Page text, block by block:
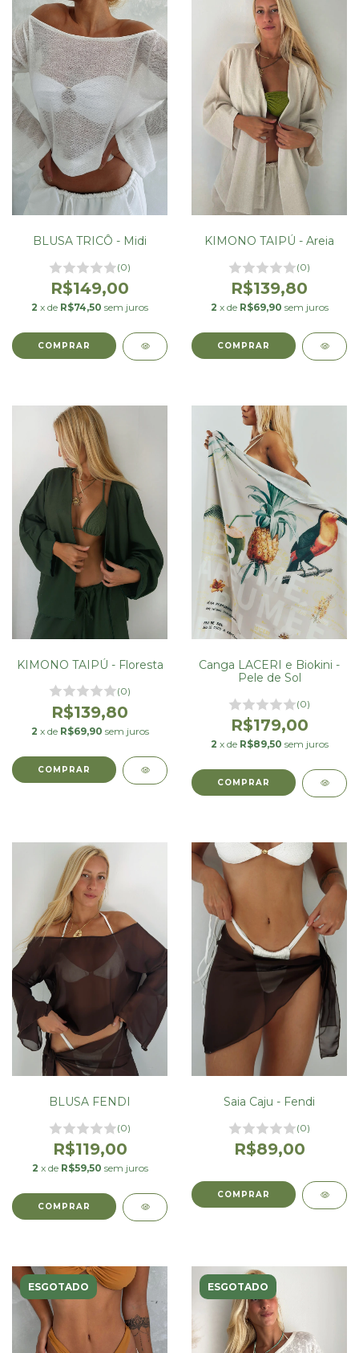
BLUSA TRICÔ - Midi
(0)
R$149,00
2 x de R$74,50 sem juros
KIMONO TAIPÚ - Areia
(0)
R$139,80
2 x de R$69,90 sem juros
KIMONO TAIPÚ - Floresta
(0)
R$139,80
2 x de R$69,90 sem juros
Canga LACERI e Biokini -
Pele de Sol
(0)
R$179,00
2 x de R$89,50 sem juros
BLUSA FENDI
(0)
R$119,00
2 x de R$59,50 sem juros
Saia Caju - Fendi
(0)
R$89,00
ESGOTADO ESGOTADO